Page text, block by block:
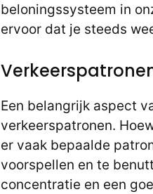
beloningssysteem in
ervoor dat je steeds
Een belangrijk aspect
verkeerspatronen.
er vaak bepaalde
voorspellen en te
concentratie en een